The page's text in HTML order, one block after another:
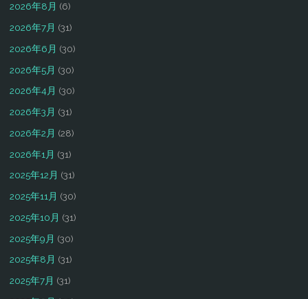
2026年8月 (6)
2026年7月 (31)
2026年6月 (30)
2026年5月 (30)
2026年4月 (30)
2026年3月 (31)
2026年2月 (28)
2026年1月 (31)
2025年12月 (31)
2025年11月 (30)
2025年10月 (31)
2025年9月 (30)
2025年8月 (31)
2025年7月 (31)